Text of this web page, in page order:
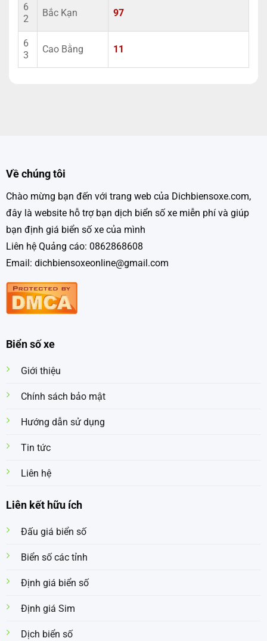
6
2
Bắc Kạn 97
6
3
Cao Bằng 11
Về chúng tôi
Chào mừng bạn đến với trang web của Dichbiensoxe.com,
đây là website hỗ trợ bạn dịch biển số xe miễn phí và giúp
bạn định giá biển số xe của mình
Liên hệ Quảng cáo: 0862868608
Email: dichbiensoxeonline@gmail.com
Biển số xe
Giới thiệu
Chính sách bảo mật
Hướng dẫn sử dụng
Tin tức
Liên hệ
Liên kết hữu ích
Đấu giá biển số
Biển số các tỉnh
Định giá biển số
Định giá Sim
Dịch biển số